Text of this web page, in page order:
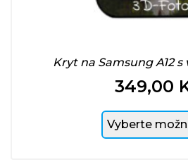
Kryt na Samsung A12
Cena
349,00
Vyberte